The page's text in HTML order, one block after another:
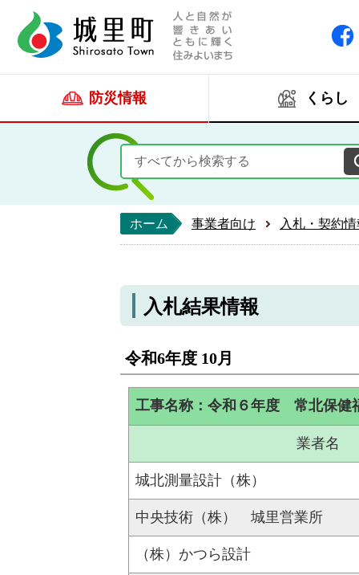
防災情報 くらし
ホーム 事業者向け 入札・契約
入札結果情報
令和6年度 10月
工事名称：令和６年度 常北保健
業者名
城北測量設計（株）
中央技術（株） 城里営業所
（株）かつら設計